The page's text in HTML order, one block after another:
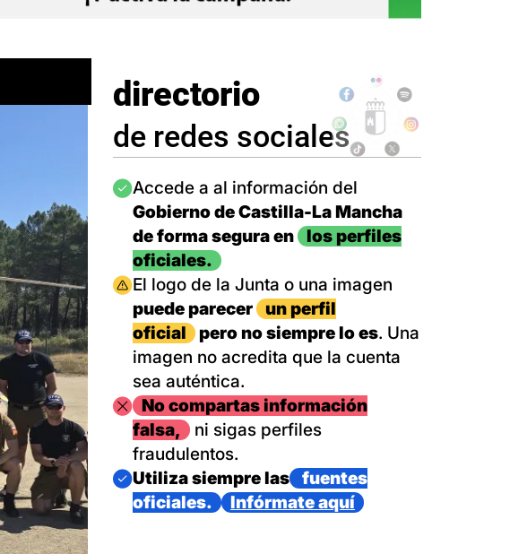
directorio
de redes sociales
Imagen
Accede a al información del
Gobierno de Castilla-La Mancha
de forma segura en
los perfiles
oficiales.
Imagen
El logo de la Junta o una imagen
puede parecer
un perfil
oficial
pero no siempre lo es. Una
imagen no acredita que la cuenta
sea auténtica.
ImagenNo compartas información
falsa,
ni sigas perfiles
fraudulentos.
Imagen
Utiliza siempre las
fuentes
oficiales.
Infórmate aquí